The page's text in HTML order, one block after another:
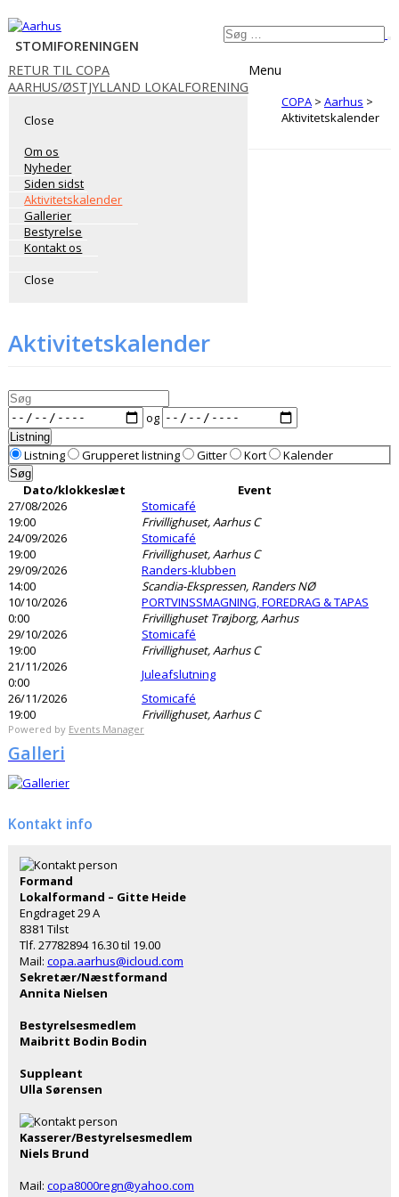
Videre
STOMIFORENINGEN
Søg
Menu
RETUR TIL COPA
AARHUS/ØSTJYLLAND LOKALFORENING
Close
Om os
Nyheder
Siden sidst
Aktivitetskalender
Gallerier
Bestyrelse
Kontakt os
Close
COPA> Aarhus >
Aktivitetskalender
Aktivitetskalender
Søg
Datoer
og
Listning
Visningstype
for
søgeresultater
Listning Grupperet listning Gitter Kort Kalender
Søg
Dato/klokkeslæt
Event
27/08/2026
19:00
Stomicafé
Frivillighuset, Aarhus C
24/09/2026
19:00
Stomicafé
Frivillighuset, Aarhus C
29/09/2026
14:00
Randers-klubben
Scandia-Ekspressen, Randers NØ
10/10/2026
0:00
PORTVINSSMAGNING, FOREDRAG & TAPAS
Frivillighuset Trøjborg, Aarhus
29/10/2026
19:00
Stomicafé
Frivillighuset, Aarhus C
21/11/2026
0:00
Juleafslutning
26/11/2026
19:00
Stomicafé
Frivillighuset, Aarhus C
Powered by Events Manager
Galleri
Kontakt info
Formand
Lokalformand – Gitte Heide
Engdraget 29 A
8381 Tilst
Tlf. 27782894 16.30 til 19.00
Mail: copa.aarhus@icloud.com
Sekretær/Næstformand
Annita Nielsen
Bestyrelsesmedlem
Maibritt Bodin Bodin
Suppleant
Ulla Sørensen
Kasserer/Bestyrelsesmedlem
Niels Brund
Mail: copa8000regn@yahoo.com